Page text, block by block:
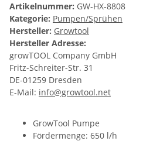
Artikelnummer: GW-HX-8808
Kategorie: Pumpen/Sprühen
Hersteller: Growtool
Hersteller Adresse:
growTOOL Company GmbH
Fritz-Schreiter-Str. 31
DE-01259 Dresden
E-Mail: info@growtool.net
GrowTool Pumpe
Fördermenge: 650 l/h